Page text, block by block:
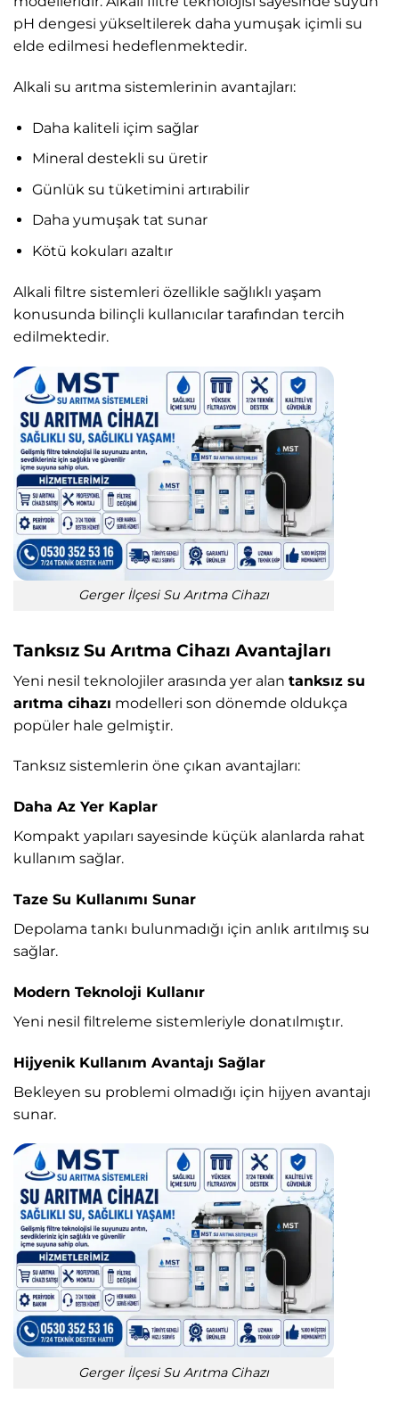
pH dengesi yükseltilerek daha yumuşak içimli su
elde edilmesi hedeflenmektedir.
Alkali su arıtma sistemlerinin avantajları:
Daha kaliteli içim sağlar
Mineral destekli su üretir
Günlük su tüketimini artırabilir
Daha yumuşak tat sunar
Kötü kokuları azaltır
Alkali filtre sistemleri özellikle sağlıklı yaşam
konusunda bilinçli kullanıcılar tarafından tercih
edilmektedir.
Gerger İlçesi Su Arıtma Cihazı
Tanksız Su Arıtma Cihazı Avantajları
Yeni nesil teknolojiler arasında yer alan tanksız su
arıtma cihazı modelleri son dönemde oldukça
popüler hale gelmiştir.
Tanksız sistemlerin öne çıkan avantajları:
Daha Az Yer Kaplar
Kompakt yapıları sayesinde küçük alanlarda rahat
kullanım sağlar.
Taze Su Kullanımı Sunar
Depolama tankı bulunmadığı için anlık arıtılmış su
sağlar.
Modern Teknoloji Kullanır
Yeni nesil filtreleme sistemleriyle donatılmıştır.
Hijyenik Kullanım Avantajı Sağlar
Bekleyen su problemi olmadığı için hijyen avantajı
sunar.
Gerger İlçesi Su Arıtma Cihazı